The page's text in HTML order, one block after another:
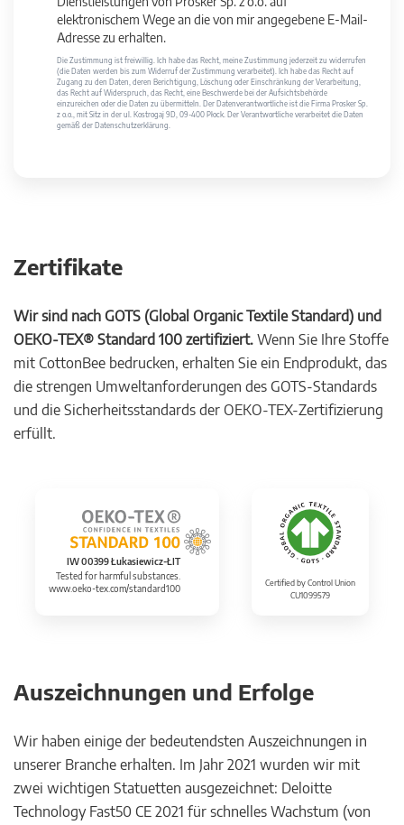
elektronischem Wege an die von mir angegebene E-Mail-
Adresse zu erhalten.
Die Zustimmung ist freiwillig. Ich habe das Recht, meine Zustimmung jederzeit zu widerrufen
(die Daten werden bis zum Widerruf der Zustimmung verarbeitet). Ich habe das Recht auf
Zugang zu den Daten, deren Berichtigung, Löschung oder Einschränkung der Verarbeitung,
das Recht auf Widerspruch, das Recht, eine Beschwerde bei der Aufsichtsbehörde
einzureichen oder die Daten zu übermitteln. Der Datenverantwortliche ist die Firma Prosker Sp.
z o.o., mit Sitz in der ul. Kostrogaj 9D, 09-400 Płock. Der Verantwortliche verarbeitet die Daten
gemäß der Datenschutzerklärung.
Zertifikate
Wir sind nach GOTS (Global Organic Textile Standard) und
OEKO-TEX® Standard 100 zertifiziert. Wenn Sie Ihre Stoffe
mit CottonBee bedrucken, erhalten Sie ein Endprodukt, das
die strengen Umweltanforderungen des GOTS-Standards
und die Sicherheitsstandards der OEKO-TEX-Zertifizierung
erfüllt.
IW 00399 Łukasiewicz-ŁIT
Tested for harmful substances.
www.oeko-tex.com/standard100
Certified by Control Union
CU1099579
Auszeichnungen und Erfolge
Wir haben einige der bedeutendsten Auszeichnungen in
unserer Branche erhalten. Im Jahr 2021 wurden wir mit
zwei wichtigen Statuetten ausgezeichnet: Deloitte
Technology Fast50 CE 2021 für schnelles Wachstum (von